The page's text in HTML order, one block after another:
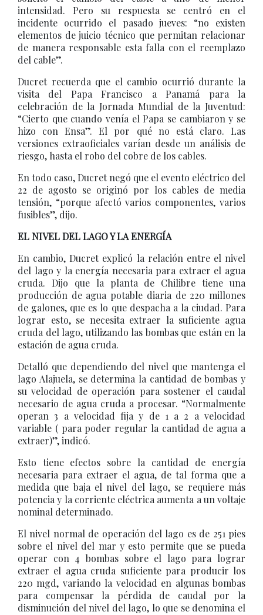
intensidad. Pero su respuesta se centró en el
incidente ocurrido el pasado jueves: “no existen
elementos de juicio técnico que permitan relacionar
de manera responsable esta falla con el reemplazo
del cable”.
Ducret recuerda que el cambio ocurrió durante la
visita del Papa Francisco a Panamá para la
celebración de la Jornada Mundial de la Juventud:
“Cierto que cuando venía el Papa se cambiaron y se
hizo con Ensa”. El por qué no está claro. Las
versiones extraoficiales varían desde un análisis de
riesgo, hasta el robo del cobre de los cables.
En todo caso, Ducret negó que el evento eléctrico del
22 de agosto se originó por los cables de media
tensión, “porque afectó varios componentes, varios
fusibles”, dijo.
EL NIVEL DEL LAGO Y LA ENERGÍA
En cambio, Ducret explicó la relación entre el nivel
del lago y la energía necesaria para extraer el agua
cruda. Dijo que la planta de Chilibre tiene una
producción de agua potable diaria de 220 millones
de galones, que es lo que despacha a la ciudad. Para
lograr esto, se necesita extraer la suficiente agua
cruda del lago, utilizando las bombas que están en la
estación de agua cruda.
Detalló que dependiendo del nivel que mantenga el
lago Alajuela, se determina la cantidad de bombas y
su velocidad de operación para sostener el caudal
necesario de agua cruda a procesar. “Normalmente
operan 3 a velocidad fija y de 1 a 2 a velocidad
variable ( para poder regular la cantidad de agua a
extraer)”, indicó.
Esto tiene efectos sobre la cantidad de energía
necesaria para extraer el agua, de tal forma que a
medida que baja el nivel del lago, se requiere más
potencia y la corriente eléctrica aumenta a un voltaje
nominal determinado.
El nivel normal de operación del lago es de 251 pies
sobre el nivel del mar y esto permite que se pueda
operar con 4 bombas sobre el lago para lograr
extraer el agua cruda suficiente para producir los
220 mgd, variando la velocidad en algunas bombas
para compensar la pérdida de caudal por la
disminución del nivel del lago, lo que se denomina el